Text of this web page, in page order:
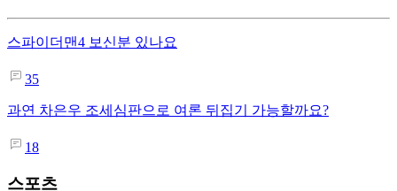
스파이더맨4 보신분 있나요
35
과연 차은우 조세심판으로 여론 뒤집기 가능할까요?
18
스포츠